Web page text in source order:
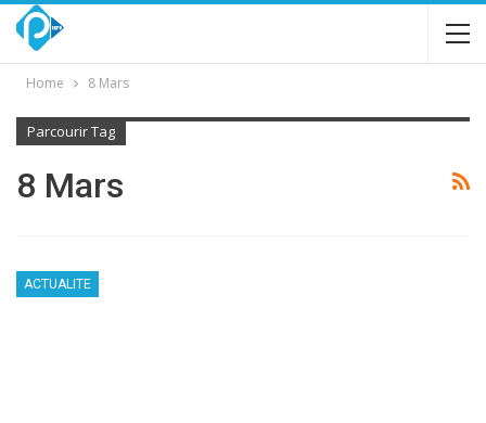
Home 8 Mars
Parcourir Tag
8 Mars
ACTUALITE